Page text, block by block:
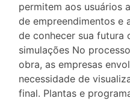
permitem aos usuários
de empreendimentos e
de conhecer sua futura
simulações No
obra, as empresas
necessidade de
final. Plantas e